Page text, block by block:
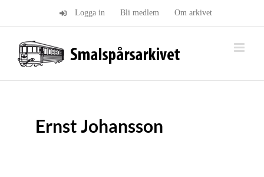
Logga in Bli medlem Om arkivet
Ernst Johansson